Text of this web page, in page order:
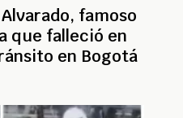
famoso
que falleció en
en Bogotá